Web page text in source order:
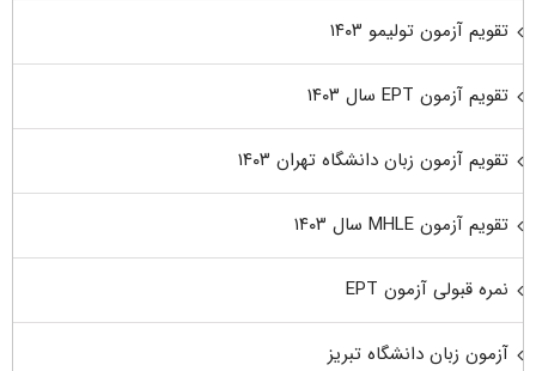
تقویم آزمون تولیمو ۱۴۰۳
تقویم آزمون EPT سال ۱۴۰۳
تقویم آزمون زبان دانشگاه تهران ۱۴۰۳
تقویم آزمون MHLE سال ۱۴۰۳
نمره قبولی آزمون EPT
آزمون زبان دانشگاه تبریز